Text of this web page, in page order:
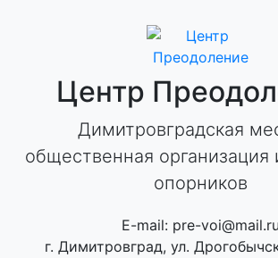
Центр
Димитровградская
общественная организация
опорников
E-mail: pre-voi@mail.ru
г. Димитровград, ул.